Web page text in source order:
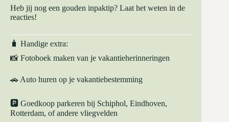
Heb jij nog een gouden inpaktip? Laat het weten in de
reacties!
🧳 Handige extra:
📸 Fotoboek maken van je vakantieherinneringen
🚗 Auto huren op je vakantiebestemming
🅿️ Goedkoop parkeren bij Schiphol, Eindhoven,
Rotterdam, of andere vliegvelden